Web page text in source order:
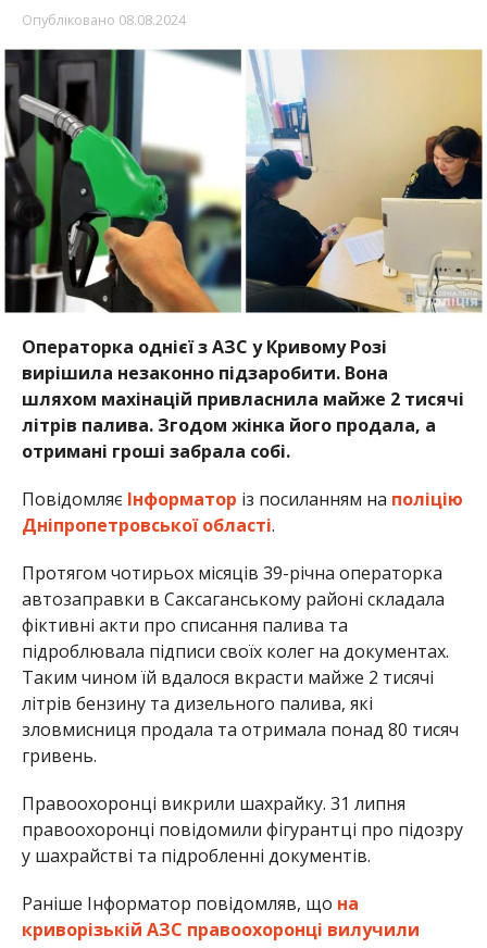
Опубліковано 08.08.2024
Операторка однієї з АЗС у Кривому Розі
вирішила незаконно підзаробити. Вона
шляхом махінацій привласнила майже 2 тисячі
літрів палива. Згодом жінка його продала, а
отримані гроші забрала собі.
Повідомляє Інформатор із посиланням на поліцію
Дніпропетровської області.
Протягом чотирьох місяців 39-річна операторка
автозаправки в Саксаганському районі складала
фіктивні акти про списання палива та
підроблювала підписи своїх колег на документах.
Таким чином їй вдалося вкрасти майже 2 тисячі
літрів бензину та дизельного палива, які
зловмисниця продала та отримала понад 80 тисяч
гривень.
Правоохоронці викрили шахрайку. 31 липня
правоохоронці повідомили фігурантці про підозру
у шахрайстві та підробленні документів.
Раніше Інформатор повідомляв, що на
криворізькій АЗС правоохоронці вилучили